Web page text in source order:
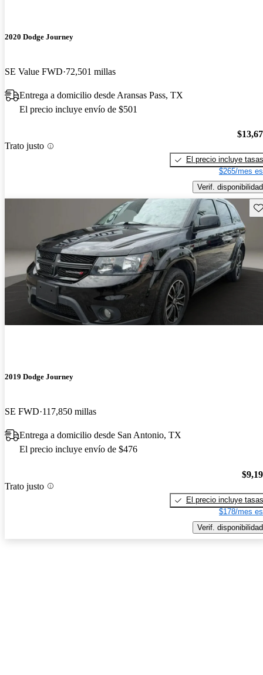
2020 Dodge Journey
SE Value FWD 72,501 millas
Entrega a domicilio desde Aransas Pass, TX
El precio incluye envío de $501
Trato justo
El precio incluye tasas
$265/mes
Verif. disponibilidad
2019 Dodge Journey
SE FWD 117,850 millas
Entrega a domicilio desde San Antonio, TX
El precio incluye envío de $476
Trato justo
El precio incluye tasas
$178/mes
Verif. disponibilidad